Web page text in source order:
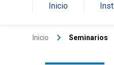
Inicio
Inicio keyboard_arrow_right Seminarios